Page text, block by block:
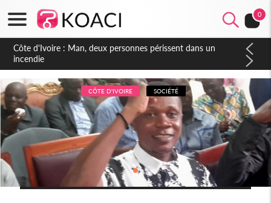
0
Côte d'Ivoire : Séileu, la célébration de la fête nationale
transformée en vaste campagne contre les produits
dépigmentants dangereux
CÔTE D'IVOIRE SOCIÉTÉ